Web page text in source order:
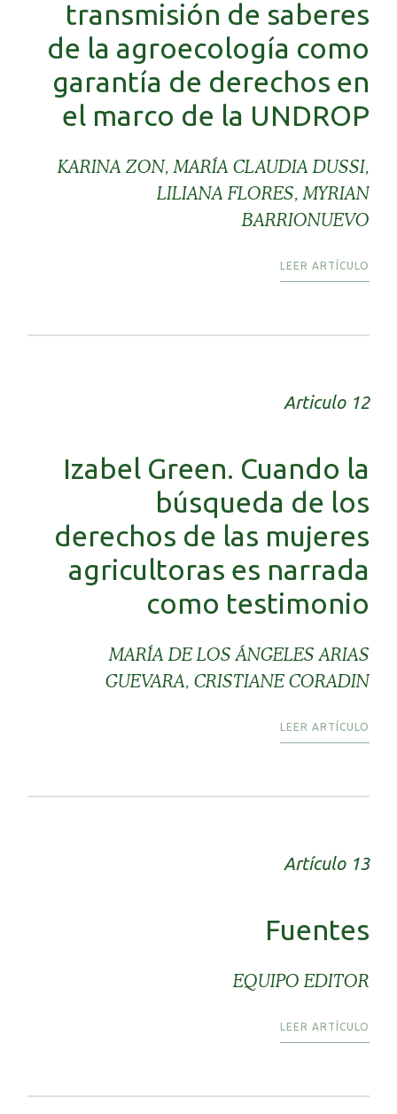
transmisión de saberes
de la agroecología como
garantía de derechos en
el marco de la UNDROP
KARINA ZON, MARÍA CLAUDIA DUSSI,
LILIANA FLORES, MYRIAN
BARRIONUEVO
LEER ARTÍCULO
Articulo 12
Izabel Green. Cuando la
búsqueda de los
derechos de las mujeres
agricultoras es narrada
como testimonio
MARÍA DE LOS ÁNGELES ARIAS
GUEVARA, CRISTIANE CORADIN
LEER ARTÍCULO
Artículo 13
Fuentes
EQUIPO EDITOR
LEER ARTÍCULO